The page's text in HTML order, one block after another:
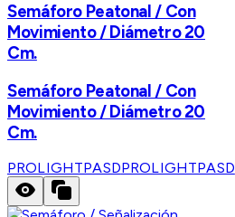
Semáforo Peatonal / Con
Movimiento / Diámetro 20
Cm.
Semáforo Peatonal / Con
Movimiento / Diámetro 20
Cm.
PROLIGHTPASDPROLIGHTPASD